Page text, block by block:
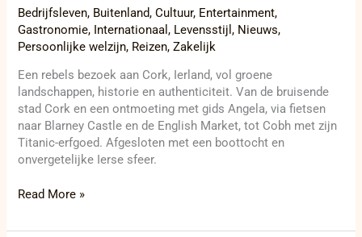
Bedrijfsleven, Buitenland,Cultuur, Entertainment,
Gastronomie, Internationaal , Levensstijl , Nieuws,
Persoonlijke welzijn, Reizen,Zakelijk
Een rebels bezoek aan Cork, Ierland, vol groene
landschappen, historie en authenticiteit. Van de bruisende
stad Cork en een ontmoeting met gids Angela, via fietsen
naar Blarney Castle en de English Market, tot Cobh met zijn
Titanic-erfgoed. Afgesloten met een boottocht en
onvergetelijke Ierse sfeer.
Read More »